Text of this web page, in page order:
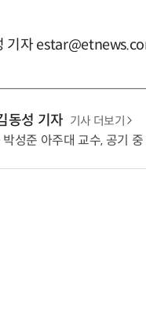
기자
동성 기자 기사 더보기
박성준 아주대 교수, 공기